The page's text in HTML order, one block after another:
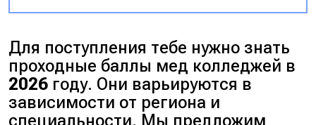
Для поступления тебе нужно знать
проходные баллы мед колледжей в
2026 году. Они варьируются в
зависимости от региона и
специальности. Мы предложим